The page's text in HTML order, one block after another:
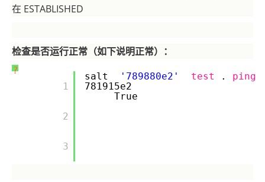
在 ESTABLISHED
检查是否运行正常（如下说明正常）：
?
       1
       2
       3
salt '789880e2' test .
ping
781915e2
True